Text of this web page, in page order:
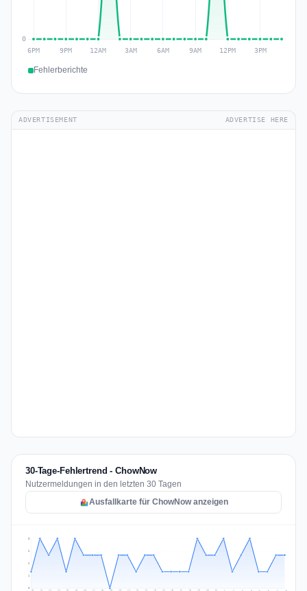
Fehlerberichte
ADVERTISEMENT ADVERTISE HERE
30-Tage-Fehlertrend - ChowNow
Nutzermeldungen in den letzten 30 Tagen
Ausfallkarte für ChowNow anzeigen
1
2
2
3